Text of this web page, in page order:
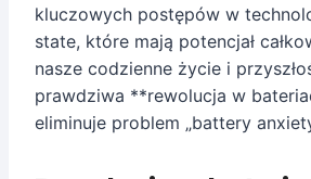
kluczowych postępów w
state, które mają potencjał
nasze codzienne życie i
prawdziwa **rewolucja w
eliminuje problem „battery